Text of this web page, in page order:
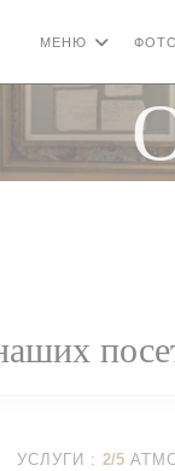
МЕНЮ
УСЛУГИ : 2/5